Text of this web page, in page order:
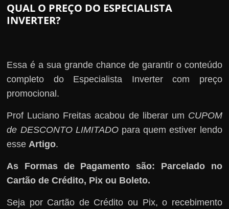
QUAL O PREÇO DO ESPECIALISTA
INVERTER?
Essa é a sua grande chance de garantir o conteúdo
completo do Especialista Inverter com preço
promocional.
Prof Luciano Freitas acabou de liberar um CUPOM
de DESCONTO LIMITADOpara quem estiver lendo
esse Artigo.
As Formas de Pagamento são: Parcelado no
Cartão de Crédito, Pix ou Boleto.
Seja por Cartão de Crédito ou Pix, o recebimento